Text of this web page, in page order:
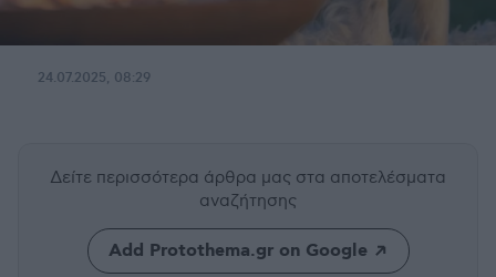
24.07.2025, 08:29
Δείτε περισσότερα άρθρα μας στα αποτελέσματα
αναζήτησης
Add Protothema.gr on Google